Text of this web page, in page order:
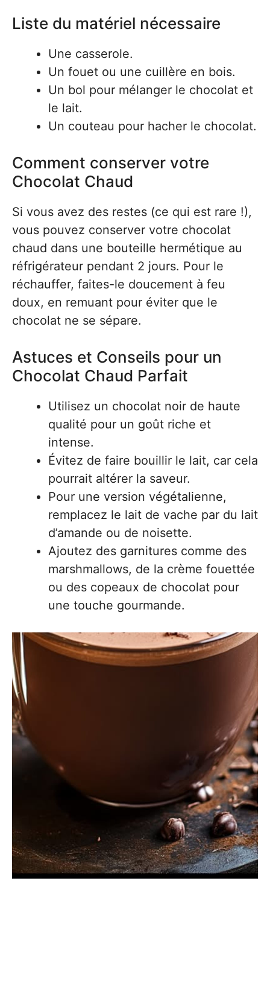
Liste du matériel nécessaire
Une casserole.
Un fouet ou une cuillère en bois.
Un bol pour mélanger le chocolat et
le lait.
Un couteau pour hacher le chocolat.
Comment conserver votre
Chocolat Chaud
Si vous avez des restes (ce qui est rare !),
vous pouvez conserver votre chocolat
chaud dans une bouteille hermétique au
réfrigérateur pendant 2 jours. Pour le
réchauffer, faites-le doucement à feu
doux, en remuant pour éviter que le
chocolat ne se sépare.
Astuces et Conseils pour un
Chocolat Chaud Parfait
Utilisez un chocolat noir de haute
qualité pour un goût riche et
intense.
Évitez de faire bouillir le lait, car cela
pourrait altérer la saveur.
Pour une version végétalienne,
remplacez le lait de vache par du lait
d’amande ou de noisette.
Ajoutez des garnitures comme des
marshmallows, de la crème fouettée
ou des copeaux de chocolat pour
une touche gourmande.